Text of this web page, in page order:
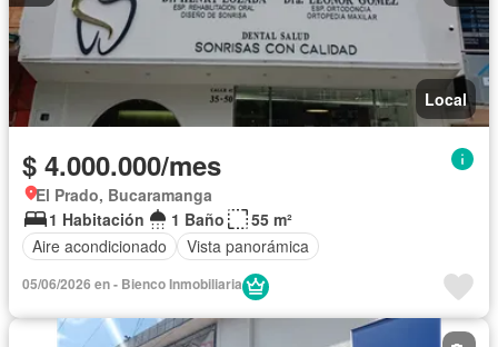
Local
$ 4.000.000/mes
El Prado, Bucaramanga
1 Habitación
1 Baño
55 m²
Aire acondicionado
Vista panorámica
05/06/2026 en - Bienco Inmobiliaria